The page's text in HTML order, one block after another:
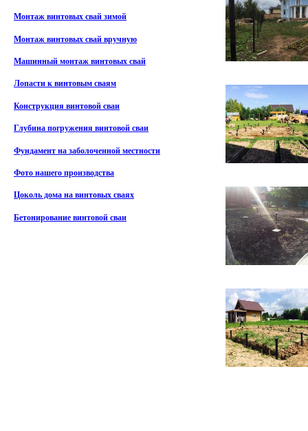
Монтаж винтовых свай зимой
Монтаж винтовых свай вручную
Машинный монтаж винтовых свай
Лопасти к винтовым сваям
Конструкция винтовой сваи
Глубина погружения винтовой сваи
Фундамент на заболоченной местности
Фото нашего производства
Цоколь дома на винтовых сваях
Бетонирование винтовой сваи